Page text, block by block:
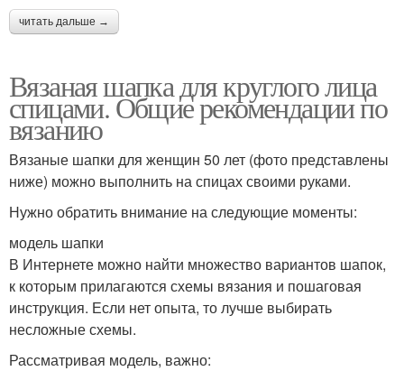
читать дальше →
Вязаная шапка для круглого лица
спицами. Общие рекомендации по
вязанию
Вязаные шапки для женщин 50 лет (фото представлены
ниже) можно выполнить на спицах своими руками.
Нужно обратить внимание на следующие моменты:
модель шапки
В Интернете можно найти множество вариантов шапок,
к которым прилагаются схемы вязания и пошаговая
инструкция. Если нет опыта, то лучше выбирать
несложные схемы.
Рассматривая модель, важно: